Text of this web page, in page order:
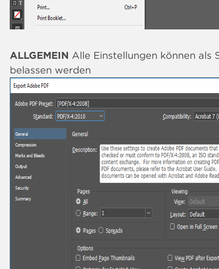
ALLGEMEIN Alle Einstellungen können als
belassen werden